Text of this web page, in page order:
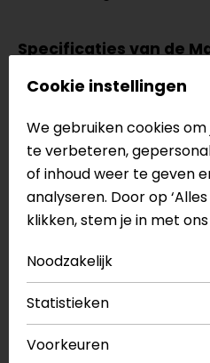
Specificaties van de
Gemaakt van zacht
R.I.S.C. harde
Thermovoering
Waterdicht en ademend
Touchtip
CE EN13594
Meer informatie nodig?
Heb je meer informatie
Neem dancontact
met
vanonze winkelsin Breda,
Eindhoven, Vianen of
Cookie instellingen
We gebruiken cookies
te verbeteren,
of inhoud weer te geven
analyseren. Door op
klikken, stem je in met
Noodzakelijk
Statistieken
Voorkeuren